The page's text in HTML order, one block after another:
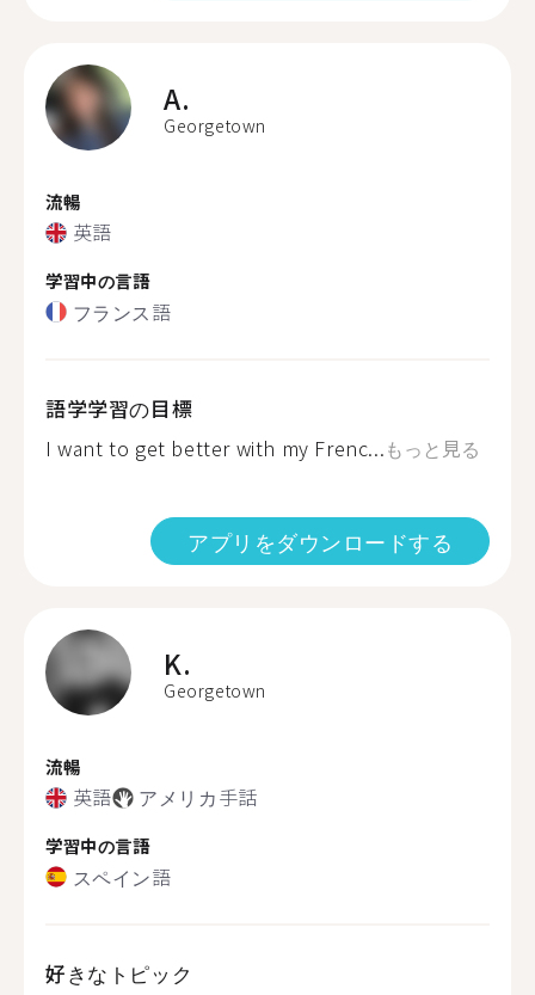
A.
Georgetown
流暢
英語
学習中の言語
フランス語
語学学習の目標
I want to get better with my Frenc...もっと見る
アプリをダウンロードする
K.
Georgetown
流暢
英語 アメリカ手話
学習中の言語
スペイン語
好きなトピック